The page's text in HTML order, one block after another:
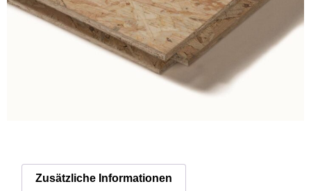
Zusätzliche Informationen